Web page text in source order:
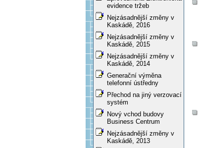
evidence tržeb
Nejzásadnější změny v
Kaskádě, 2016
Nejzásadnější změny v
Kaskádě, 2015
Nejzásadnější změny v
Kaskádě, 2014
Generační výměna
telefonní ústředny
Přechod na jiný verzovací
systém
Nový vchod budovy
Business Centrum
Nejzásadnější změny v
Kaskádě, 2013